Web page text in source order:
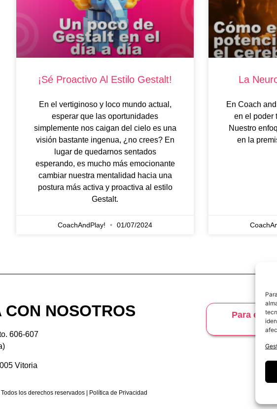
¡Sé Proactivo Al Estilo Gestalt!
En el vertiginoso y loco mundo actual,
esperar que las oportunidades
simplemente nos caigan del cielo es una
visión bastante ingenua, ¿no crees? En
lugar de quedarnos sentados
esperando, es mucho más emocionante
cambiar nuestra mentalidad hacia una
postura más activa y proactiva al estilo
Gestalt.
CoachAndPlay! 01/07/2024
La
En Coach
en el poder
Nuestro
en la
CON NOSOTROS
606-607
Vitoria
Para
los derechos reservados | Política de Privacidad